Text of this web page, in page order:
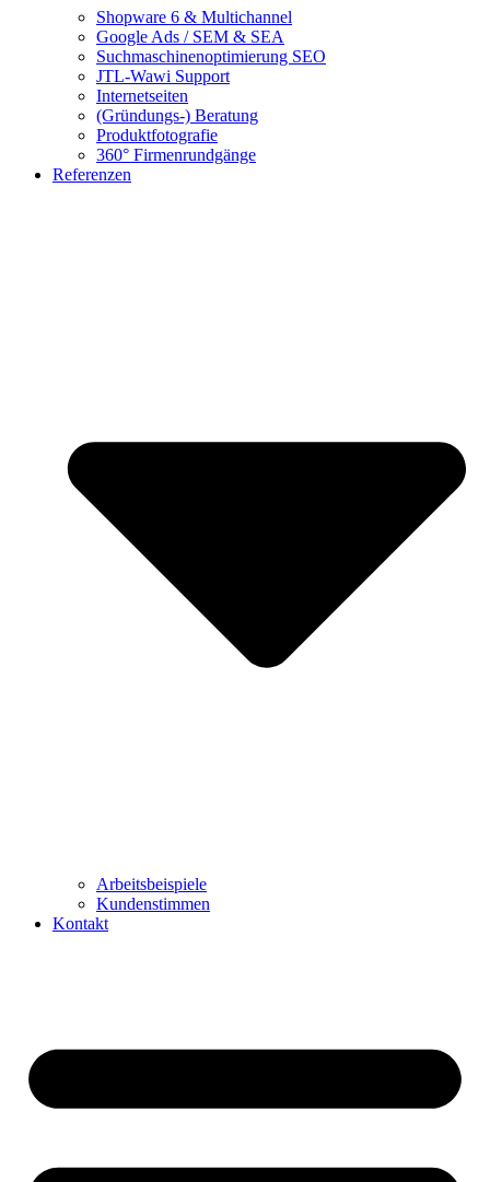
Shopware 6 & Multichannel
Google Ads / SEM & SEA
Suchmaschinenoptimierung SEO
JTL-Wawi Support
Internetseiten
(Gründungs-) Beratung
Produktfotografie
360° Firmenrundgänge
Referenzen
Arbeitsbeispiele
Kundenstimmen
Kontakt